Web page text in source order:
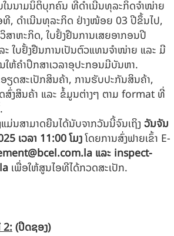
ໃນນາມນິຕິບຸກຄົນ ທີ່ດຳເນີນທຸລະກິດຈໍາໜ່າຍ
ທີ, ດຳເນີນທຸລະກິດ ຢ່າງໜ້ອຍ 03 ປີຂຶ້ນໄປ,
ສາຫະກິດ, ໃບຢັ້ງຢືນການເສຍອາກອນປີ
ໃບຢັ້ງຢືນການເປັນຕົວແທນຈໍາໜ່າຍ ແລະ ມີ
ໃຫ້ຄຳປຶກສາເວລາອຸປະກອນມີບັນຫາ.
ອຽດສະເປັກສິນຄ້າ, ການຮັບປະກັນສິນຄ້າ,
ດສົ່ງສິນຄ້າ ແລະ ຂໍ້ມູນຕ່າງໆ ຕາມ format ທີ່
ແມ່ນສາມາດຍືນໄດ້ນັບຈາກວັນນີ້ຈົນເຖິງ ວັນຈັນ
ເວລາ 11:00ໂມງໂດຍການສົ່ງຟາຍເຂົ້າ E-
ແລະ inspect-
ເພື່ອໃຫ້ສູນໄອທີໄດ້ກວດສະເປັກ.
2:(ປິດຊອງ)